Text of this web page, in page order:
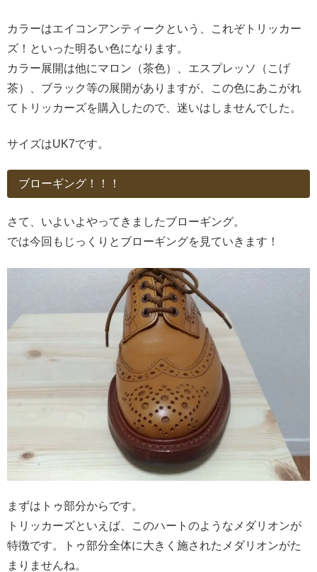
カラーはエイコンアンティークという、これぞトリッカー
ズ！といった明るい色になります。
カラー展開は他にマロン（茶色）、エスプレッソ（こげ
茶）、ブラック等の展開がありますが、この色にあこがれ
てトリッカーズを購入したので、迷いはしませんでした。
サイズはUK7です。
ブローギング！！！
さて、いよいよやってきましたブローギング。
では今回もじっくりとブローギングを見ていきます！
まずはトゥ部分からです。
トリッカーズといえば、このハートのようなメダリオンが
特徴です。トゥ部分全体に大きく施されたメダリオンがた
まりませんね。